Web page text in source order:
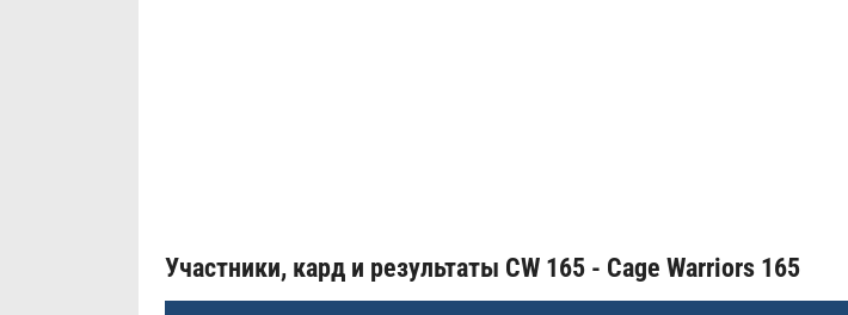
Участники, кард и результаты CW 165 - Cage Warriors 165